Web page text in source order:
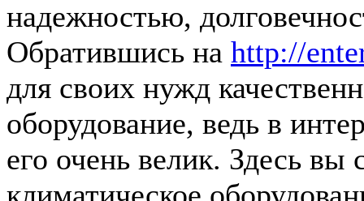
надежностью,
Обратившись на http://
для своих нужд
оборудование, ведь в
его очень велик. Здесь вы